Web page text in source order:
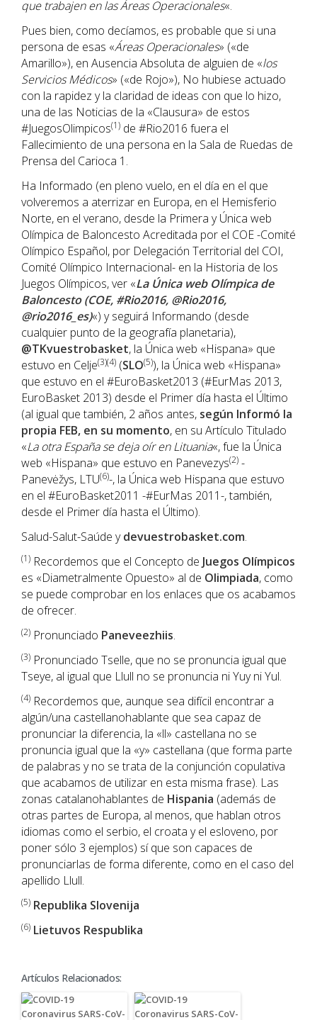
que trabajen en las Áreas Operacionales«.
Pues bien, como decíamos, es probable que si una
persona de esas «Áreas Operacionales» («de
Amarillo»), en Ausencia Absoluta de alguien de «los
Servicios Médicos» («de Rojo»), No hubiese actuado
con la rapidez y la claridad de ideas con que lo hizo,
una de las Noticias de la «Clausura» de estos
#JuegosOlimpicos(1) de #Rio2016 fuera el
Fallecimiento de una persona en la Sala de Ruedas de
Prensa del Carioca 1.
Ha Informado (en pleno vuelo, en el día en el que
volveremos a aterrizar en Europa, en el Hemisferio
Norte, en el verano, desde la Primera y Única web
Olímpica de Baloncesto Acreditada por el COE -Comité
Olímpico Español, por Delegación Territorial del COI,
Comité Olímpico Internacional- en la Historia de los
Juegos Olímpicos, ver «La Única web Olímpica de
Baloncesto (COE, #Rio2016, @Rio2016,
@rio2016_es)«) y seguirá Informando (desde
cualquier punto de la geografía planetaria),
@TKvuestrobasket, la Única web «Hispana» que
estuvo en Celje(3)(4) (SLO(5)), la Única web «Hispana»
que estuvo en el #EuroBasket2013 (#EurMas 2013,
EuroBasket 2013) desde el Primer día hasta el Último
(al igual que también, 2 años antes, según Informó la
propia FEB, en su momento, en su Artículo Titulado
«La otra España se deja oír en Lituania«, fue la Única
web «Hispana» que estuvo en Panevezys(2) -
Panevėžys, LTU(6)-, la Única web Hispana que estuvo
en el #EuroBasket2011 -#EurMas 2011-, también,
desde el Primer día hasta el Último).
Salud-Salut-Saúde ydevuestrobasket.com.
(1) Recordemos que el Concepto de Juegos Olímpicos
es «Diametralmente Opuesto» al de Olimpiada, como
se puede comprobar en los enlaces que os acabamos
de ofrecer.
(2) Pronunciado Paneveezhiis.
(3) Pronunciado Tselle, que no se pronuncia igual que
Tseye, al igual que Llull no se pronuncia ni Yuy ni Yul.
(4) Recordemos que, aunque sea difícil encontrar a
algún/una castellanohablante que sea capaz de
pronunciar la diferencia, la «ll» castellana no se
pronuncia igual que la «y» castellana (que forma parte
de palabras y no se trata de la conjunción copulativa
que acabamos de utilizar en esta misma frase). Las
zonas catalanohablantes de Hispania (además de
otras partes de Europa, al menos, que hablan otros
idiomas como el serbio, el croata y el esloveno, por
poner sólo 3 ejemplos) sí que son capaces de
pronunciarlas de forma diferente, como en el caso del
apellido Llull.
(5) Republika Slovenija
(6) Lietuvos Respublika
Artículos Relacionados: